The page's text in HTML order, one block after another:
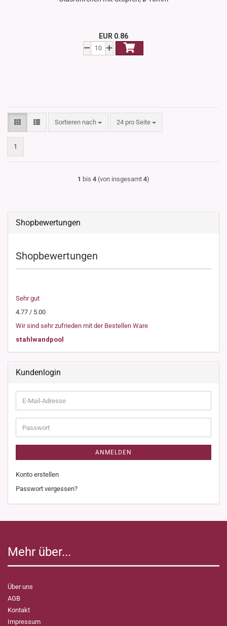
EUR 0.86
Sortieren nach
Sortieren nach 24 pro Seite
pro Seite
1
1 bis 4 (von insgesamt 4)
Shopbewertungen
Shopbewertungen
Sehr gut
4.77 / 5.00
Wir sind sehr zufrieden mit der Bestellen Ware
stahlwandpool
Kundenlogin
E-
Mail-
Adresse
Passwort
ANMELDEN
Konto erstellen
Passwort vergessen?
Mehr über...
Über uns
AGB
Kontakt
Impressum